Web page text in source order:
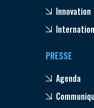
Innovation
PRESSE
Agenda